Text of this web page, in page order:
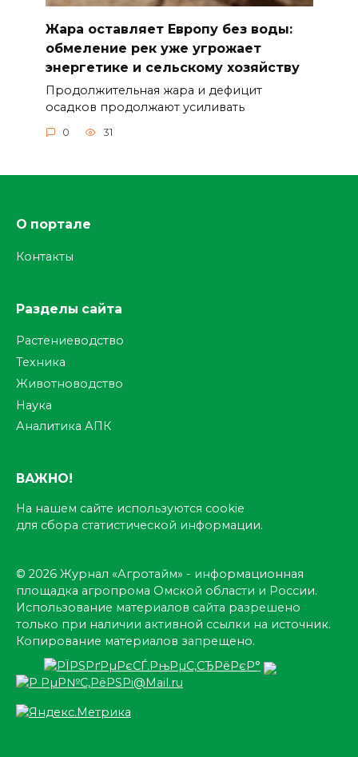
Жара оставляет Европу без воды:
обмеление рек уже угрожает
энергетике и сельскому хозяйству
Продолжительная жара и дефицит
осадков продолжают усиливать
0 31
О портале
Контакты
Разделы сайта
Растениеводство
Техника
Животноводство
Наука
Аналитика АПК
ВАЖНО!
На нашем сайте используются cookie
для сбора статистической информации.
© 2026 Журнал «Агротайм» - информационная
площадка агропрома Омской области и России.
Использование материалов сайта разрешено
только при наличии активной ссылки на источник.
Копирование материалов запрещено.